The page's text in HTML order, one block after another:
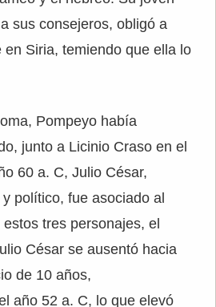
sus consejeros, obligó a
en Siria, temiendo que ella lo
Pompeyo había
junto a Licinio Craso en el
60 a. C, Julio César,
político, fue asociado al
tres personajes, el
César se ausentó hacia
de 10 años,
año 52 a. C, lo que elevó